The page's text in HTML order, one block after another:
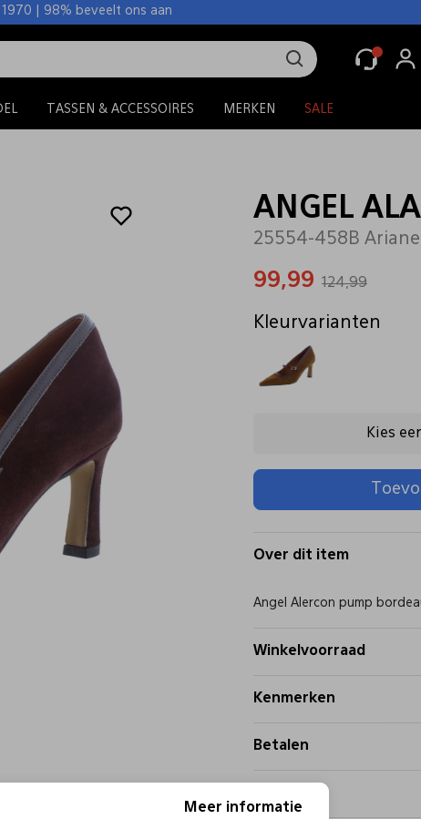
1970 | 98% beveelt ons aan
TASSEN & ACCESSOIRES MERKEN SALE
ANGEL
25554-458B
99,99 124,99
Kleurvarianten
Kies
Over dit item
Angel Alercon pump
Winkelvoorraad
Kenmerken
Betalen
Meer informatie